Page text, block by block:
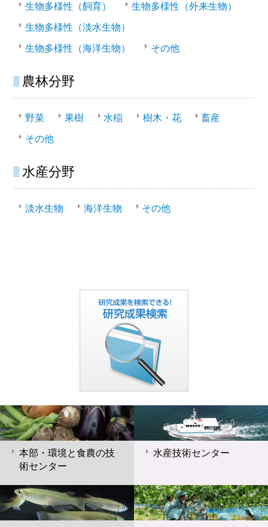
生物多様性（飼育） 生物多様性（外来生物）
生物多様性（淡水生物）
生物多様性（海洋生物） その他
農林分野
野菜 果樹 水稲 樹木・花 畜産
その他
水産分野
淡水生物 海洋生物 その他
本部・環境と食農の技
術センター
水産技術センター